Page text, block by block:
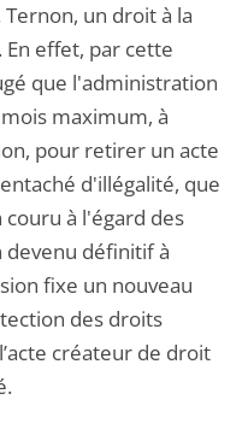
un droit à la
effet, par cette
que l'administration
maximum, à
pour retirer un acte
d'illégalité, que
à l'égard des
définitif à
fixe un nouveau
des droits
créateur de droit